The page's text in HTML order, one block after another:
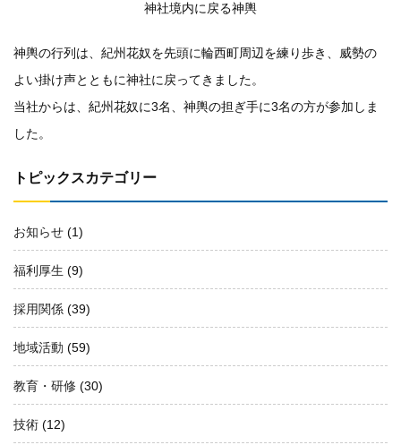
トピックスカテゴリー
お知らせ (1)
福利厚生 (9)
採用関係 (39)
地域活動 (59)
教育・研修 (30)
技術 (12)
神社境内に戻る神輿
神輿の行列は、紀州花奴を先頭に輪西町周辺を練り歩き、威勢の
よい掛け声とともに神社に戻ってきました。
当社からは、紀州花奴に3名、神輿の担ぎ手に3名の方が参加しま
した。